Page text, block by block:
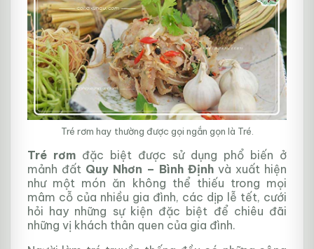
Tré rơm hay thường được gọi ngắn gọn là Tré.
Tré rơm đặc biệt được sử dụng phổ biến ở
mảnh đất Quy Nhơn – Bình Định và xuất hiện
như một món ăn không thể thiếu trong mọi
mâm cỗ của nhiều gia đình, các dịp lễ tết, cưới
hỏi hay những sự kiện đặc biệt để chiêu đãi
những vị khách thân quen của gia đình.